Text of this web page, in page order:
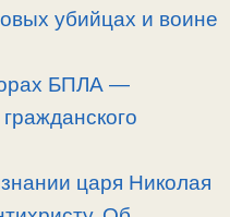
убийцах и воине
БПЛА —
царя Николая